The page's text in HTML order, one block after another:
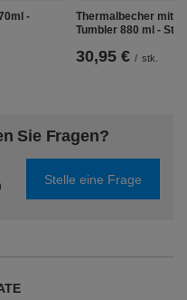
-
Thermalbecher mit
Tumbler 880 ml -
30,95 € / stk.
Sie Fragen?
Stelle eine Frage